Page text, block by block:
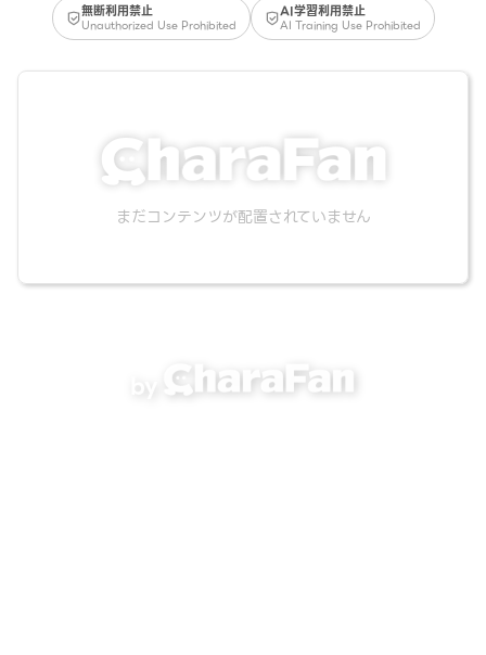
無断利用禁止
Unauthorized Use Prohibited
AI学習利用禁止
AI Training Use Prohibited
まだコンテンツが配置されていません